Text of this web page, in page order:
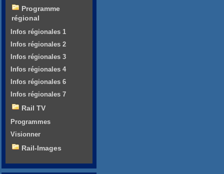
Programme
régional
Infos régionales 1
Infos régionales 2
Infos régionales 3
Infos régionales 4
Infos régionales 6
Infos régionales 7
Rail TV
Programmes
Visionner
Rail-Images